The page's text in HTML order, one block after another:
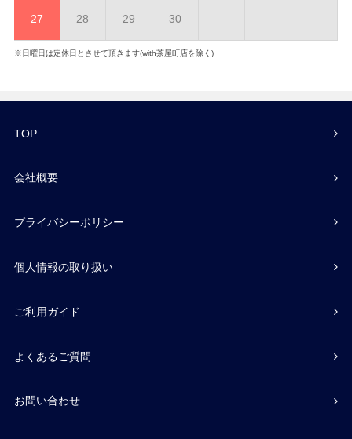
27 28 29 30
※日曜日は定休日とさせて頂きます(with茶屋町店を除く)
TOP
会社概要
プライバシーポリシー
個人情報の取り扱い
ご利用ガイド
よくあるご質問
お問い合わせ